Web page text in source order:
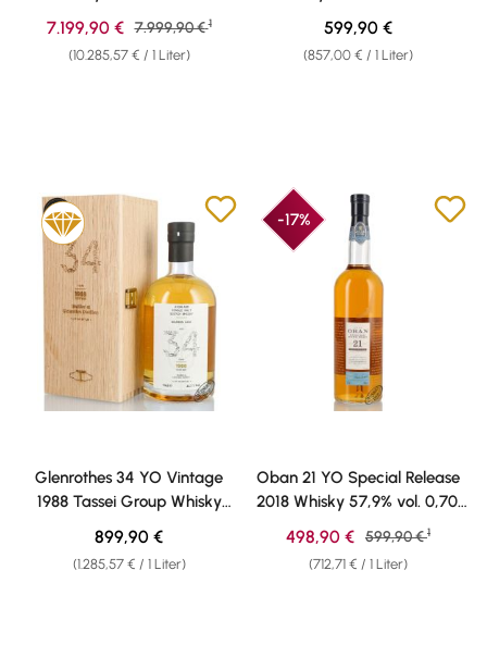
(10.285,57 € / 1 Liter)
Verkaufspreis:
7.199,90 € Regulärer Preis:
7.999,90 € 1
(857,00 € / 1 Liter)
Regulärer Preis:
599,90 €
Glenrothes 34 YO Vintage
1988 Tassei Group Whisky
44,7% vol. 0,70l
(1.285,57 € / 1 Liter)
Regulärer Preis:
899,90 €
-17%
Oban 21 YO Special Release
2018 Whisky 57,9% vol. 0,70l
B-Ware
(712,71 € / 1 Liter)
Verkaufspreis:
498,90 € Regulärer Preis:
599,90 € 1